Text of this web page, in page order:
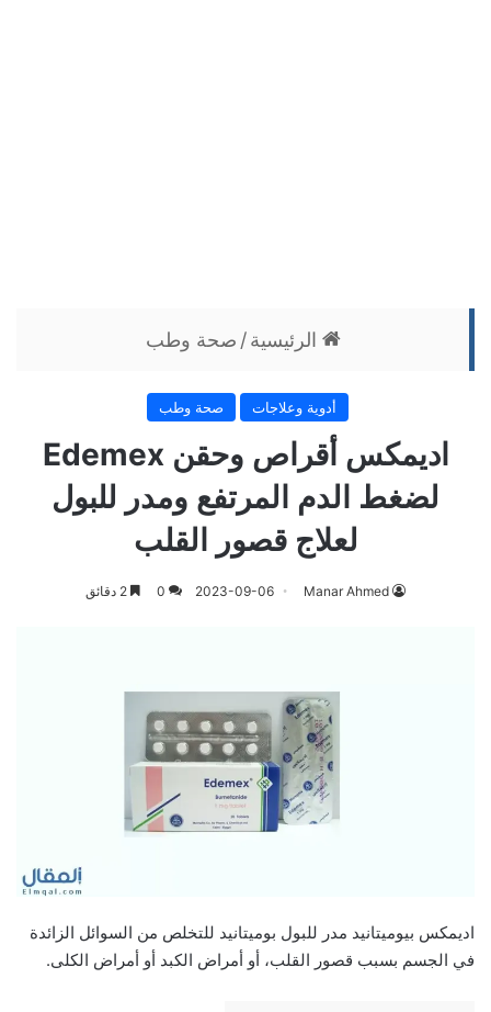
الرئيسية / صحة وطب
أدوية وعلاجات صحة وطب
اديمكس أقراص وحقن Edemex
لضغط الدم المرتفع ومدر للبول
لعلاج قصور القلب
Manar Ahmed
2023-09-06
0
اديمكس بيوميتانيد مدر للبول بوميتانيد للتخلص من السوائل الزائدة
في الجسم بسبب قصور القلب، أو أمراض الكبد أو أمراض الكلى.